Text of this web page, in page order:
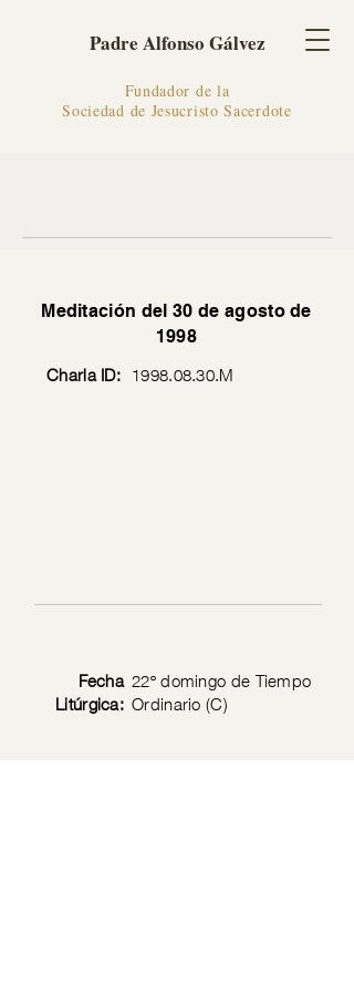
Padre Alfonso Gálvez
Fundador de la
Sociedad de Jesucristo Sacerdote
Meditación del 30 de agosto de
1998
Charla ID: 1998.08.30.M
Fecha
Litúrgica:
22º domingo de Tiempo
Ordinario (C)